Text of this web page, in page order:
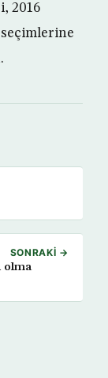
2016
seçimlerine
SONRAKI →
olma